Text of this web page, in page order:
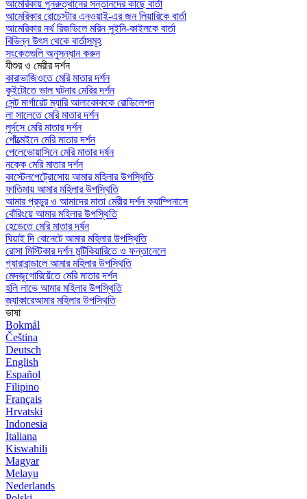
আমেরিকায় পুনরুত্থানের সন্তানদের কাছে বার্তা
আমেরিকার রোচেস্টার এনওয়াই-এর জন লিয়ারিকে বার্তা
আমেরিকার নর্থ রিজভিলে মরিন সুইনি-কাইলকে বার্তা
বিভিন্ন উৎস থেকে বার্তাসমূহ
সংকেতগুলি অনুসন্ধান করুন
যীশুর ও মেরীর দর্শন
কারাভাজিওতে মেরি মাতার দর্শন
কুইটোতে ভাল ঘটনার মেরির দর্শন
সেন্ট মার্গারেট ম্যারি আলাকোককে রোভিলেশন
লা সালেতে মেরি মাতার দর্শন
লুর্দসে মেরি মাতার দর্শন
পোঁত্মেইনে মেরি মাতার দর্শন
পেলেভোয়াসিনে মেরি মাতার দর্ষন
নক্কে মেরি মাতার দর্শন
কাস্টেলপেট্রোসোয় আমার মহিলার উপস্থিতি
ফাতিমায় আমার মহিলার উপস্থিতি
আমার প্রভুর ও আমাদের মাতা মেরীর দর্শন ক্যাম্পিনাসে
বোঁরিংয়ে আমার মহিলার উপস্থিতি
হেডেতে মেরি মাতার দর্ষন
ঘিয়াই দি বোনেটে আমার মহিলার উপস্থিতি
রোসা মিস্টিকার দর্শন মন্টিকিয়ারিতে ও ফন্তানেলে
গ্যারাবান্ডালে আমার মহিলার উপস্থিতি
মেদজুগোরিয়েঁতে মেরি মাতার দর্শন
হলি লাভে আমার মহিলার উপস্থিতি
জ্যাকারেআমার মহিলার উপস্থিতি
ভাষা
Bokmål
Čeština
Deutsch
English
Español
Filipino
Français
Hrvatski
Indonesia
Italiana
Kiswahili
Magyar
Melayu
Nederlands